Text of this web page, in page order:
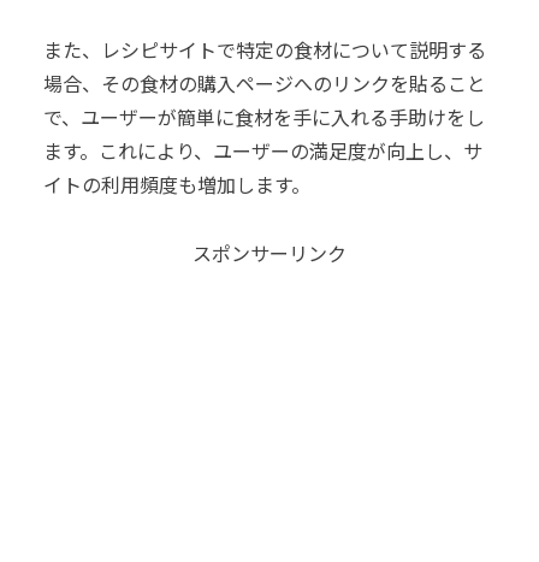
また、レシピサイトで特定の食材について説明する
場合、その食材の購入ページへのリンクを貼ること
で、ユーザーが簡単に食材を手に入れる手助けをし
ます。これにより、ユーザーの満足度が向上し、サ
イトの利用頻度も増加します。
スポンサーリンク